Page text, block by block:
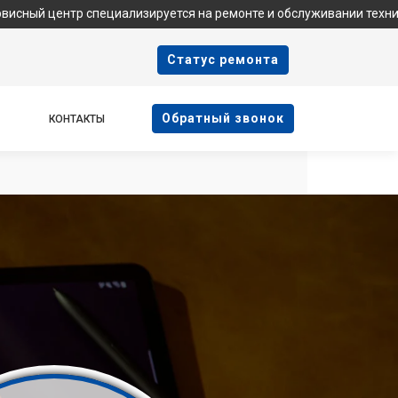
специализируется на ремонте и обслуживании техники
Cтатус ремонта
КОНТАКТЫ Oбратный звонок